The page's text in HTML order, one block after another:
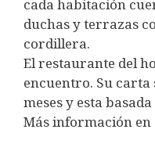
cada habitación
duchas y terrazas
cordillera.
El restaurante del
encuentro. Su carta
meses y esta
Más información en